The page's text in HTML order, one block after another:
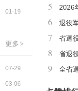
01-19
更多 >
07-29
03-06
肥举办
防动员和
年奋斗目
5
2026
业规划、
启动
6
退役
调研
7
省退
兵眼健康
8
省退
行正确政
9 全省